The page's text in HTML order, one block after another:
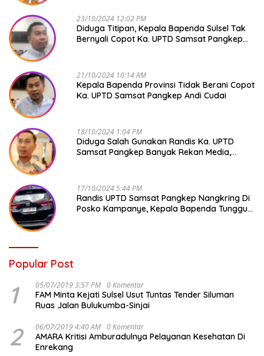
23/10/2024 12:02 PM
Diduga Titipan, Kepala Bapenda Sulsel Tak
Bernyali Copot Ka. UPTD Samsat Pangkep
21/10/2024 10:14 AM
Kepala Bapenda Provinsi Tidak Berani Copot
Ka. UPTD Samsat Pangkep Andi Cudai
18/10/2024 1:04 PM
Diduga Salah Gunakan Randis Ka. UPTD
Samsat Pangkep Banyak Rekan Media,
17/10/2024 5:44 PM
Randis UPTD Samsat Pangkep Nangkring Di
Posko Kampanye, Kepala Bapenda Tunggu
Popular Post
1 05/07/2019 3:57 PM 0 Komentar
FAM Minta Kejati Sulsel Usut Tuntas Tender Siluman
Ruas Jalan Bulukumba-Sinjai
2 06/07/2019 4:40 AM 0 Komentar
AMARA Kritisi Amburadulnya Pelayanan Kesehatan Di
Enrekang